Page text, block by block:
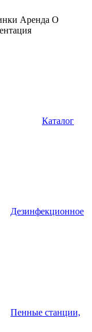
Аренда О
Каталог
Дезинфекционное
Пенные станции,